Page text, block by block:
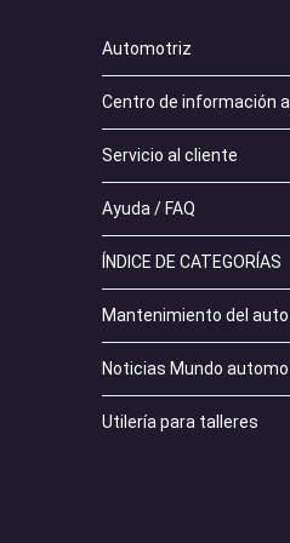
Automotriz
Centro de información
Servicio al cliente
Ayuda / FAQ
ÍNDICE DE CATEGORÍAS
Mantenimiento del auto
Noticias Mundo
Utilería para talleres